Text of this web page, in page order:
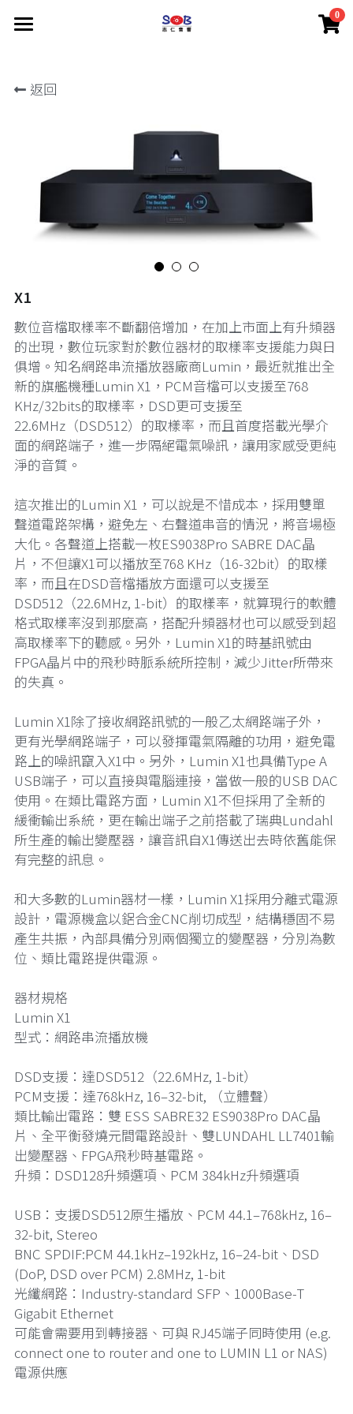
0
Thorens
關於
產品
搜索
返回
X1
數位音檔取樣率不斷翻倍增加，在加上市面上有升頻器
的出現，數位玩家對於數位器材的取樣率支援能力與日
俱增。知名網路串流播放器廠商Lumin，最近就推出全
新的旗艦機種Lumin X1，PCM音檔可以支援至768
KHz/32bits的取樣率，DSD更可支援至
22.6MHz（DSD512）的取樣率，而且首度搭載光學介
面的網路端子，進一步隔絕電氣噪訊，讓用家感受更純
淨的音質。
這次推出的Lumin X1，可以說是不惜成本，採用雙單
聲道電路架構，避免左、右聲道串音的情況，將音場極
大化。各聲道上搭載一枚ES9038Pro SABRE DAC晶
片，不但讓X1可以播放至768 KHz（16-32bit）的取樣
率，而且在DSD音檔播放方面還可以支援至
DSD512（22.6MHz, 1-bit）的取樣率，就算現行的軟體
格式取樣率沒到那麼高，搭配升頻器材也可以感受到超
高取樣率下的聽感。另外，Lumin X1的時基訊號由
FPGA晶片中的飛秒時脈系統所控制，減少Jitter所帶來
的失真。
Lumin X1除了接收網路訊號的一般乙太網路端子外，
更有光學網路端子，可以發揮電氣隔離的功用，避免電
路上的噪訊竄入X1中。另外，Lumin X1也具備Type A
USB端子，可以直接與電腦連接，當做一般的USB DAC
使用。在類比電路方面，Lumin X1不但採用了全新的
緩衝輸出系統，更在輸出端子之前搭載了瑞典Lundahl
所生產的輸出變壓器，讓音訊自X1傳送出去時依舊能保
有完整的訊息。
和大多數的Lumin器材一樣，Lumin X1採用分離式電源
設計，電源機盒以鋁合金CNC削切成型，結構穩固不易
產生共振，內部具備分別兩個獨立的變壓器，分別為數
位、類比電路提供電源。
器材規格
Lumin X1
型式：網路串流播放機
DSD支援：達DSD512（22.6MHz, 1-bit）
PCM支援：達768kHz, 16–32-bit, （立體聲）
類比輸出電路：雙 ESS SABRE32 ES9038Pro DAC晶
片、全平衡發燒元間電路設計、雙LUNDAHL LL7401輸
出變壓器、FPGA飛秒時基電路。
升頻：DSD128升頻選項、PCM 384kHz升頻選項
USB：支援DSD512原生播放、PCM 44.1–768kHz, 16–
32-bit, Stereo
BNC SPDIF:PCM 44.1kHz–192kHz, 16–24-bit、DSD
(DoP, DSD over PCM) 2.8MHz, 1-bit
光纖網路：Industry-standard SFP、1000Base-T
Gigabit Ethernet
可能會需要用到轉接器、可與 RJ45端子同時使用 (e.g.
connect one to router and one to LUMIN L1 or NAS)
電源供應
×
商品分類
所有商品分類